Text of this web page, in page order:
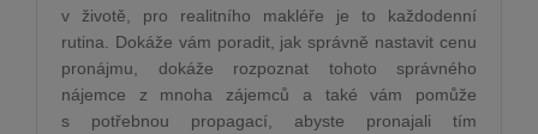
v životě, pro realitního makléře je to každodenní
rutina. Dokáže vám poradit, jak správně nastavit cenu
pronájmu, dokáže rozpoznat tohoto správného
nájemce z mnoha zájemců a také vám pomůže
s potřebnou propagací, abyste pronajali tím